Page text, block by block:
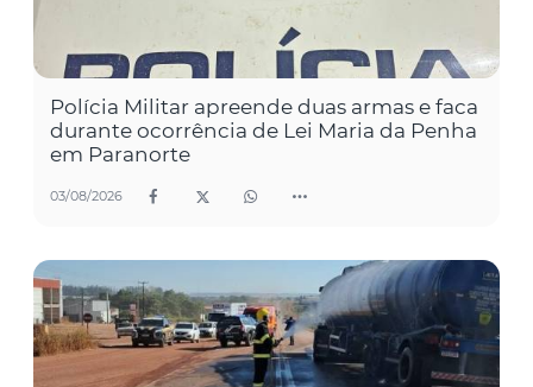
Polícia Militar apreende duas armas e faca
durante ocorrência de Lei Maria da Penha
em Paranorte
03/08/2026